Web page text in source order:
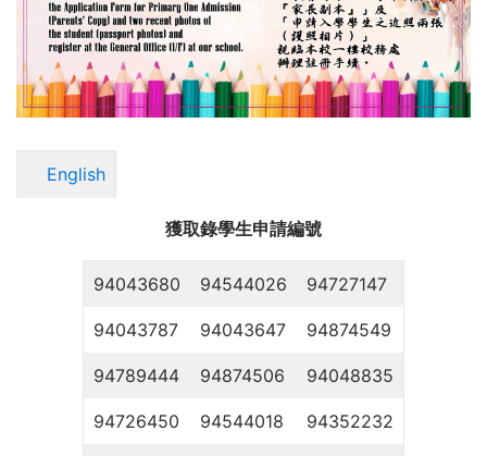
English
獲取錄學生申請編號
94043680 94544026 94727147
94043787 94043647 94874549
94789444 94874506 94048835
94726450 94544018 94352232